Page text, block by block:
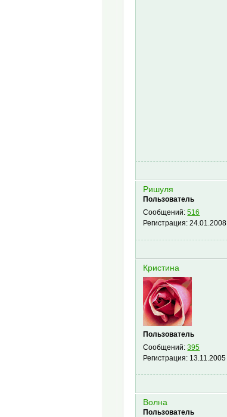
Ришуля
Пользователь
Сообщений:516
Регистрация:24.01.2008
Кристина
Пользователь
Сообщений:395
Регистрация: 13.11.2005
Волна
Пользователь